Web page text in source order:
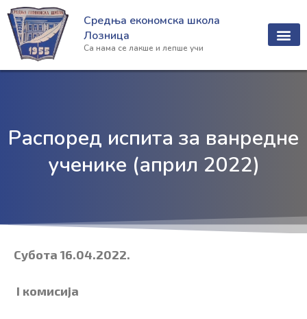
Пређи
на
садржај
Средња економска школа
Лозница
Са нама се лакше и лепше учи
Распоред испита за ванредне
ученике (април 2022)
Субота 16.04.2022.
I комисија